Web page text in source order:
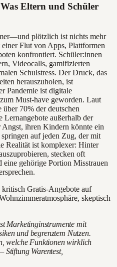
Eltern und Schüler
plötzlich ist nichts mehr
Flut von Apps, Plattformen
konfrontiert. Schüler:innen
Videocalls, gamifizierten
Schulstress. Der Druck, das
herauszuholen, ist
Pandemie ist digitale
Must-have geworden. Laut
70% der deutschen
Lernangebote außerhalb der
ihren Kindern könnte ein
auf jeden Zug, der mit
Realität ist komplexer: Hinter
stecken oft
gehörige Portion Misstrauen
Marketinginstrumente mit
und begrenztem Nutzen.
welche Funktionen wirklich
Stiftung Warentest,